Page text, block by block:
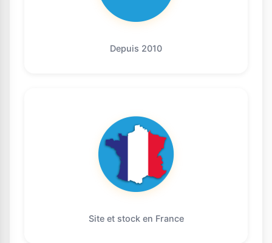
Depuis 2010
Site et stock en France